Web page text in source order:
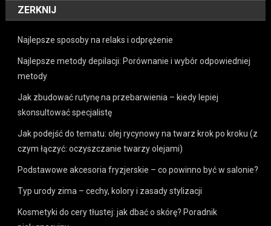
ZERKNIJ
Najlepsze sposoby na relaks i odprężenie
Najlepsze metody depilacji: Porównanie i wybór odpowiedniej
metody
Jak zbudować rutynę na przebarwienia – kiedy lepiej
skonsultować specjalistę
Jak podejść do tematu: olej rycynowy na twarz krok po kroku (z
czym łączyć: oczyszczanie twarzy olejami)
Podstawowe akcesoria fryzjerskie – co powinno być w salonie?
Typ urody zima – cechy, kolory i zasady stylizacji
Kosmetyki do cery tłustej: jak dbać o skórę? Poradnik